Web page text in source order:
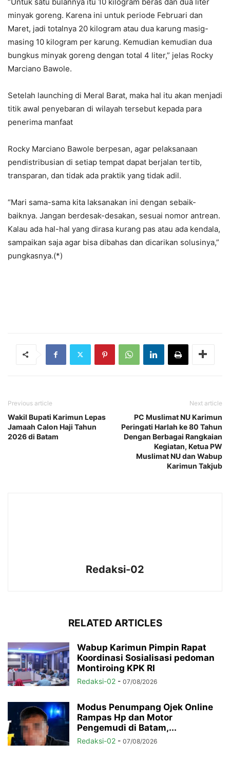
minyak goreng. Karena ini untuk periode Februari dan
Maret, jadi totalnya 20 kilogram atau dua karung masig-
masing 10 kilogram per karung. Kemudian kemudian dua
bungkus minyak goreng dengan total 4 liter,” jelas Rocky
Marciano Bawole.
Setelah launching di Meral Barat, maka hal itu akan menjadi
titik awal penyebaran di wilayah tersebut kepada para
penerima manfaat
Rocky Marciano Bawole berpesan, agar pelaksanaan
pendistribusian di setiap tempat dapat berjalan tertib,
transparan, dan tidak ada praktik yang tidak adil.
“Mari sama-sama kita laksanakan ini dengan sebaik-
baiknya. Jangan berdesak-desakan, sesuai nomor antrean.
Kalau ada hal-hal yang dirasa kurang pas atau ada kendala,
sampaikan saja agar bisa dibahas dan dicarikan solusinya,”
pungkasnya.(*)
Previous article
Wakil Bupati Karimun Lepas
Jamaah Calon Haji Tahun
2026 di Batam
Next article
PC Muslimat NU Karimun
Peringati Harlah ke 80 Tahun
Dengan Berbagai Rangkaian
Kegiatan, Ketua PW
Muslimat NU dan Wabup
Karimun Takjub
Redaksi-02
RELATED ARTICLES
Wabup Karimun Pimpin Rapat
Koordinasi Sosialisasi pedoman
Montiroing KPK RI
Redaksi-02 - 07/08/2026
Modus Penumpang Ojek Online
Rampas Hp dan Motor
Pengemudi di Batam,...
Redaksi-02 - 07/08/2026